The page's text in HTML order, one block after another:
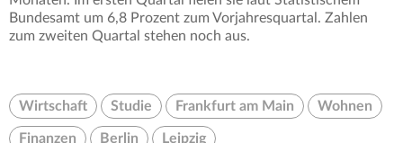
Bundesamt um 6,8 Prozent zum Vorjahresquartal. Zahlen
zum zweiten Quartal stehen noch aus.
Wirtschaft Studie Frankfurt am Main Wohnen
Finanzen Berlin Leipzig